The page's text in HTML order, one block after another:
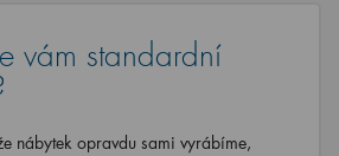
vám standardní
nábytek opravdu sami vyrábíme,